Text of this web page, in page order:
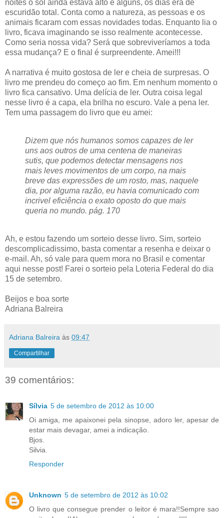
noites o sol ainda estava alto e alguns, os dias era de
escuridão total. Conta como a natureza, as pessoas e os
animais ficaram com essas novidades todas. Enquanto lia o
livro, ficava imaginando se isso realmente acontecesse.
Como seria nossa vida? Será que sobreviveríamos a toda
essa mudança? E o final é surpreendente. Amei!!!
A narrativa é muito gostosa de ler e cheia de surpresas. O
livro me prendeu do começo ao fim. Em nenhum momento o
livro fica cansativo. Uma delícia de ler. Outra coisa legal
nesse livro é a capa, ela brilha no escuro. Vale a pena ler.
Tem uma passagem do livro que eu amei:
Dizem que nós humanos somos capazes de ler
uns aos outros de uma centena de maneiras
sutis, que podemos detectar mensagens nos
mais leves movimentos de um corpo, na mais
breve das expressões de um rosto, mas, naquele
dia, por alguma razão, eu havia comunicado com
incrivel eficiência o exato oposto do que mais
queria no mundo. pág. 170
Ah, e estou fazendo um sorteio desse livro. Sim, sorteio
descomplicadissimo, basta comentar a resenha e deixar o
e-mail. Ah, só vale para quem mora no Brasil e comentar
aqui nesse post! Farei o sorteio pela Loteria Federal do dia
15 de setembro.
Beijos e boa sorte
Adriana Balreira
Adriana Balreira às 09:47
Compartilhar
39 comentários:
Sílvia 5 de setembro de 2012 às 10:00
Oi amiga, me apaixonei pela sinopse, adoro ler, apesar de
estar mais devagar, amei a indicação.
Bjos.
Silvia.
Responder
Unknown 5 de setembro de 2012 às 10:02
O livro que consegue prender o leitor é mara!!Sempre sao